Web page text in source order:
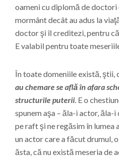
oameni cu diplomă de doctori
mormânt decât au adus la
doctor şi îl creditezi, pentru
E valabil pentru toate
În toate domeniile există, ştii,
au chemare se află în afara
structurile puterii. E o
spunem aşa – ăla-i actor, ăla-
pe raft şi ne regăsim în lumea
un actor care a făcut drumul,
ăsta, că nu există meseria de